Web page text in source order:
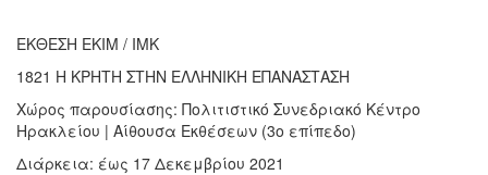
ΕΚΘΕΣΗ ΕΚΙΜ / ΙΜΚ
1821 Η ΚΡΗΤΗ ΣΤΗΝ ΕΛΛΗΝΙΚΗ ΕΠΑΝΑΣΤΑΣΗ
Χώρος παρουσίασης: Πολιτιστικό Συνεδριακό Κέντρο
Ηρακλείου | Αίθουσα Εκθέσεων (3ο επίπεδο)
Διάρκεια: έως 17 Δεκεμβρίου 2021